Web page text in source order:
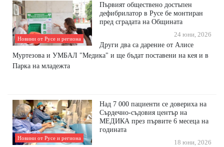
Новини от Русе и региона
Първият обществено достъпен
дефибрилатор в Русе бе монтиран
пред сградата на Общината
24 юни, 2026
Други два са дарение от Алисе
Муртезова и УМБАЛ "Медика" и ще бъдат поставени на кея и в
Парка на младежта
Новини от Русе и региона
Над 7 000 пациенти се довериха на
Сърдечно-съдовия център на
МЕДИКА през първите 6 месеца на
годината
18 юни, 2026